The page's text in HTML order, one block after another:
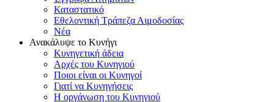
Καταστατικό
Εθελοντική Τράπεζα Αιμοδοσίας
Νέα
Ανακάλυψε το Κυνήγι
Κυνηγετική άδεια
Αρχές του Κυνηγιού
Ποιοι είναι οι Κυνηγοί
Γιατί να Κυνηγήσεις
Η οργάνωση του Κυνηγιού